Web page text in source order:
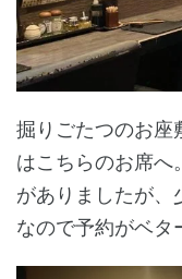
掘りごたつのお座
はこちらのお席へ
がありましたが、
なので予約がベタ